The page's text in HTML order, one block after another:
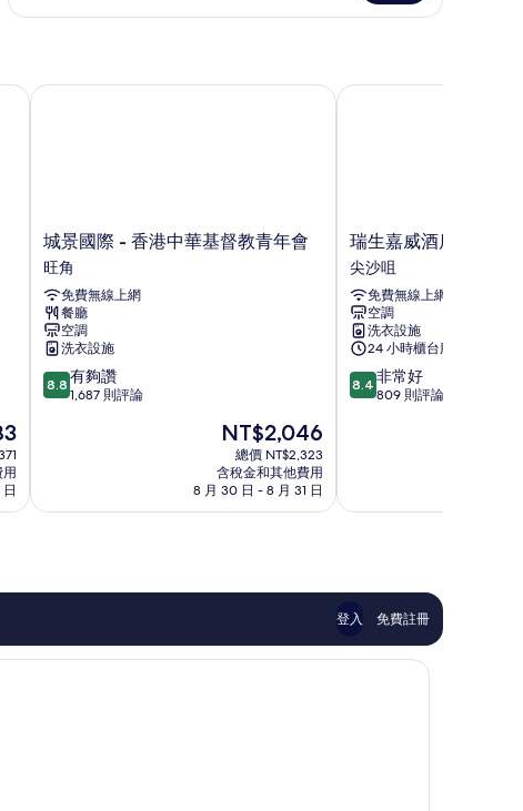
的
城
景
國
際
-
香
港
中
華
會
城景國際 - 香港中華基督教青年會
旺角
免費無線上網
餐廳
空調
洗衣設施
8.8
分，
夠
評
8.8 有夠讚
1,687 則評論
現
價
格
為
NT$2,046
總價 NT$2,323
含稅金和其他費用
8 月 30 日 - 8 月 31 日
城景國際 - 香港中華基督教青年會
瑞
生
嘉
威
酒
店
尖
沙
咀
瑞生嘉威酒店
尖沙咀
免費無線上網
空調
洗衣設施
24 小時櫃台服務
8.4
分，
常
評
論
8.4 非常好
809 則評論
瑞生嘉威酒店
登入 免費註冊